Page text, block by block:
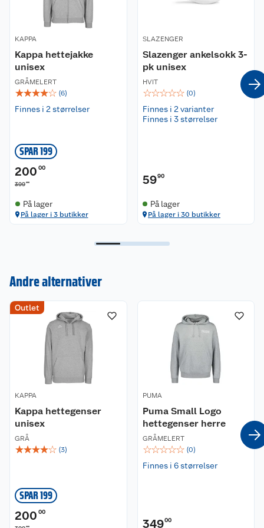
Vaskeanvisning:
Vaskes på 30 grader og lufttørkes. Må ikke
blekes. Kan strykes på maks 110 grader. Vaskes og
strykes på vrangen.
KAPPA
Kappa hettejakke
unisex
GRÅMELERT
☆☆☆☆☆ (6)
Finnes i 2 størrelser
SPAR 199
200 00
39900
På lager
På lager i 3 butikker
SLAZENGER
Slazenger ankelsokk 3-
pk unisex
HVIT
☆☆☆☆☆ (0)
Finnes i 2 varianter
Finnes i 3 størrelser
5990
På lager
På lager i 30 butikker
Andre alternativer
Outlet
KAPPA
Kappa hettegenser
unisex
GRÅ
☆☆☆☆☆ (3)
SPAR 199
200 00
00
PUMA
Puma Small Logo
hettegenser herre
GRÅMELERT
☆☆☆☆☆ (0)
Finnes i 6 størrelser
34900
Om oss
Nyheter
Våre butikker
Våre merkevarer
Coop kjeder
Bærekraft
Kundeservice
Kontakt oss
Angre- og returrett
Reklamasjon og garanti
Ofte stilte spørsmål
Betalingsalternativer
Pakkesporing
Coop medlem